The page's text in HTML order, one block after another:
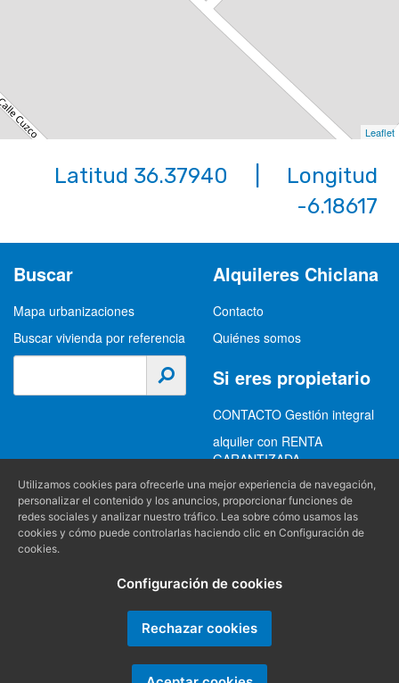
Leaflet
Latitud 36.37940 | Longitud
-6.18617
Buscar
Mapa urbanizaciones
Buscar vivienda por referencia
Alquileres Chiclana
Contacto
Quiénes somos
Si eres propietario
CONTACTO Gestión integral
alquiler con RENTA
GARANTIZADA
GESTION INTEGRAL
ALQUILER
Información
Política de privacidad
Condiciones generales
(+34) 956 489 403
info@alquilereschiclana.com
Utilizamos cookies para ofrecerle una mejor experiencia de navegación,
personalizar el contenido y los anuncios, proporcionar funciones de
redes sociales y analizar nuestro tráfico. Lea sobre cómo usamos las
cookies y cómo puede controlarlas haciendo clic en Configuración de
cookies.
Configuración de cookies
Rechazar cookies